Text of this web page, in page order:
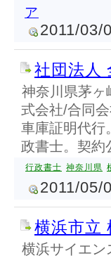
ア
2011/03/
社団法人
神奈川県茅ヶ
式会社/合同
車庫証明代行
政書士。契約
行政書士 神奈川県
2011/05/
横浜市立
横浜サイエン